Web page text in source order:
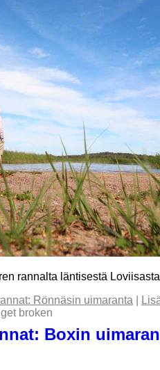
rannalta läntisestä
Rönnäsin uimaranta
broken
Boxin